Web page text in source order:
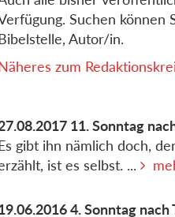
Suchen können
Autor/in.
zum
11. Sonntag
gibt ihn nämlich doch,
ist es selbst. ...
4. Sonntag